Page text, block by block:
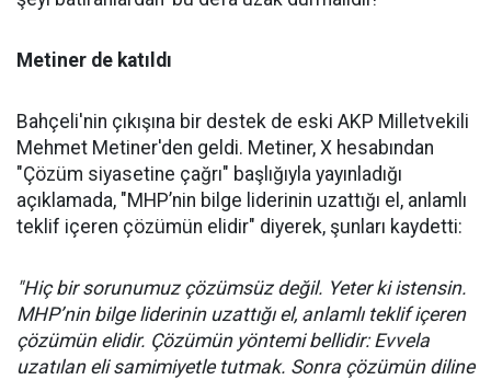
Metiner de katıldı
Bahçeli'nin çıkışına bir destek de eski AKP Milletvekili
Mehmet Metiner'den geldi. Metiner, X hesabından
"Çözüm siyasetine çağrı" başlığıyla yayınladığı
açıklamada, "MHP’nin bilge liderinin uzattığı el, anlamlı
teklif içeren çözümün elidir" diyerek, şunları kaydetti:
"Hiç bir sorunumuz çözümsüz değil. Yeter ki istensin.
MHP’nin bilge liderinin uzattığı el, anlamlı teklif içeren
çözümün elidir. Çözümün yöntemi bellidir: Evvela
uzatılan eli samimiyetle tutmak. Sonra çözümün diline